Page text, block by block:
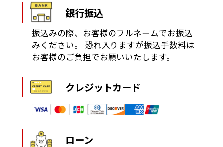
銀行振込
振込みの際、お客様のフルネームでお振込
みください。
恐れ入りますが振込手数料は
お客様のご負担でお願いいたします。
クレジットカード
ローン